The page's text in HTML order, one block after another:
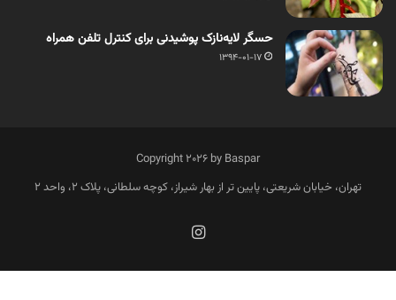
حسگر لایه‌نازک پوشیدنی برای کنترل تلفن همراه
1394-01-17
Copyright 2026 by Baspar
تهران، خیابان شریعتی، پایین تر از بهار شیراز، کوچه سلطانی، پلاک 2، واحد 2